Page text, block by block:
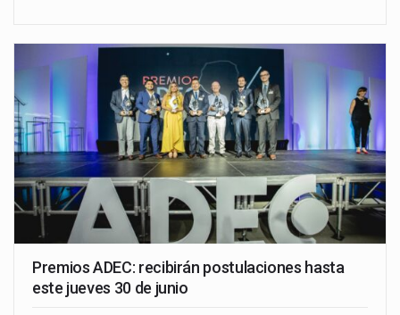
Premios ADEC: recibirán postulaciones hasta
este jueves 30 de junio